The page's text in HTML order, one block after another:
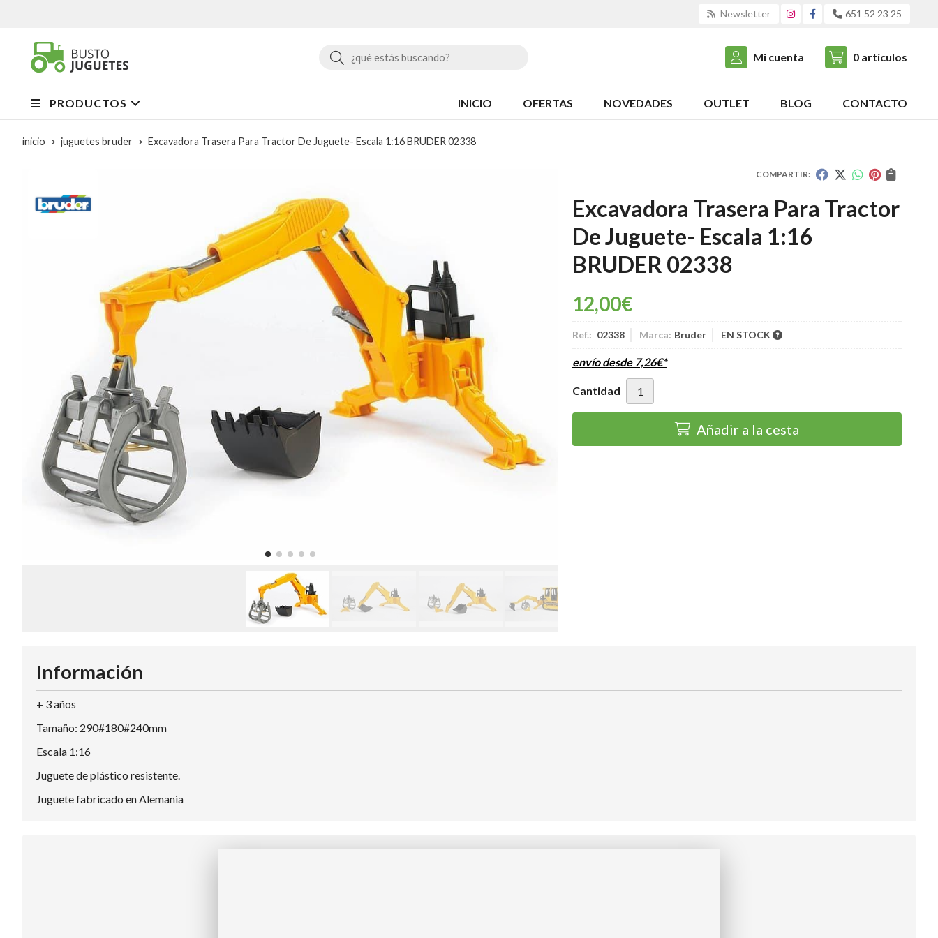
Newsletter 651 52 23 25
Buscar Mi cuenta 0 artículos
PRODUCTOS INICIO OFERTAS NOVEDADES OUTLET BLOG CONTACTO
inicio juguetes bruder Excavadora Trasera Para Tractor De Juguete- Escala 1:16 BRUDER 02338
COMPARTIR:
Excavadora Trasera Para Tractor
De Juguete- Escala 1:16
BRUDER 02338
12,00€
Ref.: 02338 Marca: Bruder EN STOCK
envío desde 7,26€*
Cantidad
Añadir a la cesta
Información
+ 3 años
Tamaño: 290#180#240mm
Escala 1:16
Juguete de plástico resistente.
Juguete fabricado en Alemania